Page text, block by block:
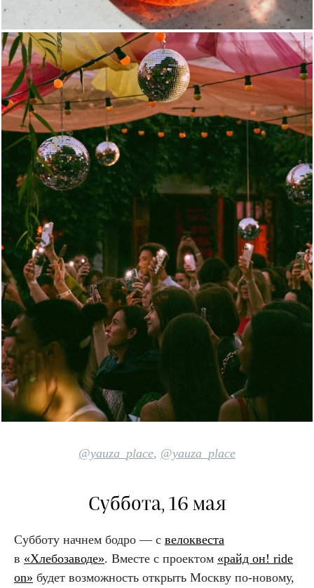
@yauza_place, @yauza_place
Суббота, 16 мая
Субботу начнем бодро — с велоквеста
в «Хлебозаводе». Вместе с проектом «райд он! ride
on» будет возможность открыть Москву по-новому,